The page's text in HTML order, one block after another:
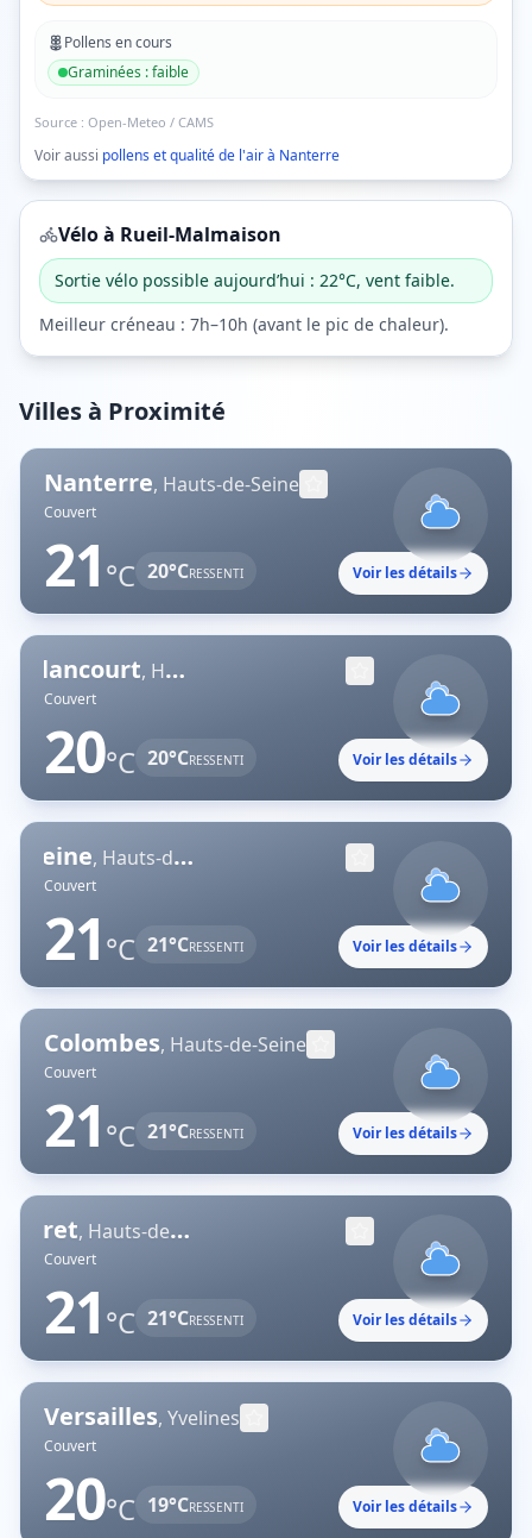
Pollens en cours
Graminées :faible
Source : Open-Meteo / CAMS
Voir aussi pollens et qualité de l'air à Nanterre
Vélo à Rueil-Malmaison
Sortie vélo possible aujourd’hui : 22°C, vent faible.
Meilleur créneau : 7h–10h (avant le pic de chaleur).
Villes à Proximité
Nanterre, Hauts-de-Seine
Couvert
21 °C 20°CRESSENTI Voir les détails
Boulogne-Billancourt
Couvert
20°C 20°CRESSENTI Voir les détails
Neuilly-sur-Seine
Couvert
21 °C 21°CRESSENTI Voir les détails
Colombes, Hauts-de-Seine
Couvert
21 °C 21°CRESSENTI Voir les détails
Levallois-Perret
Couvert
21 °C 21°CRESSENTI Voir les détails
Versailles, Yvelines
Couvert
20°C 19°CRESSENTI Voir les détails